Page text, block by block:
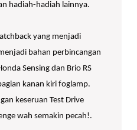
hadiah-hadiah lainnya.
yang menjadi
bahan perbincangan
Sensing dan Brio RS
kanan kiri foglamp.
keseruan Test Drive
wah semakin pecah!.